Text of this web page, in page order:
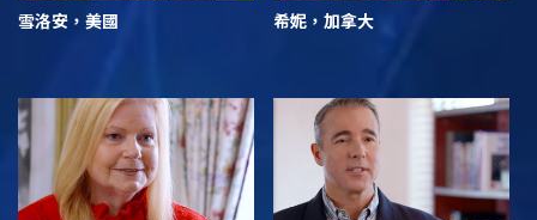
雪洛安，美國 希妮，加拿大